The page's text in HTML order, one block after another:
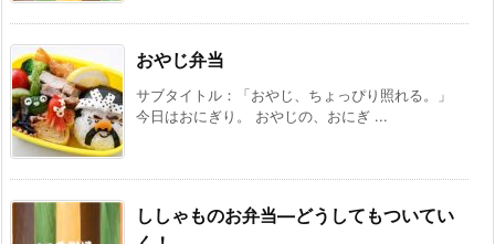
おやじ弁当
サブタイトル：「おやじ、ちょっぴり照れる。」
今日はおにぎり。 おやじの、おにぎ ...
ししゃものお弁当—どうしてもついてい